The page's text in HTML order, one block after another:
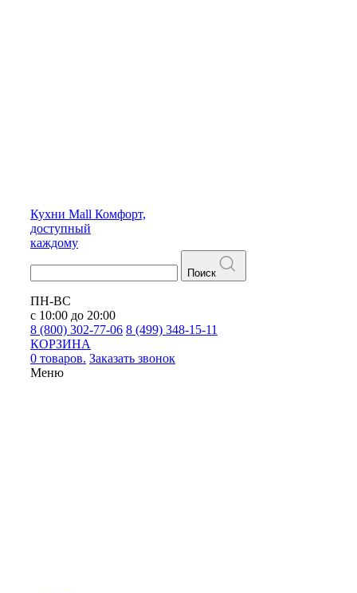
Кухни Mall Комфорт,
доступный
каждому
Поиск
ПН-ВС
с 10:00 до 20:00
8 (800) 302-77-06 8 (499) 348-15-11
КОРЗИНА
0 товаров. Заказать звонок
Меню